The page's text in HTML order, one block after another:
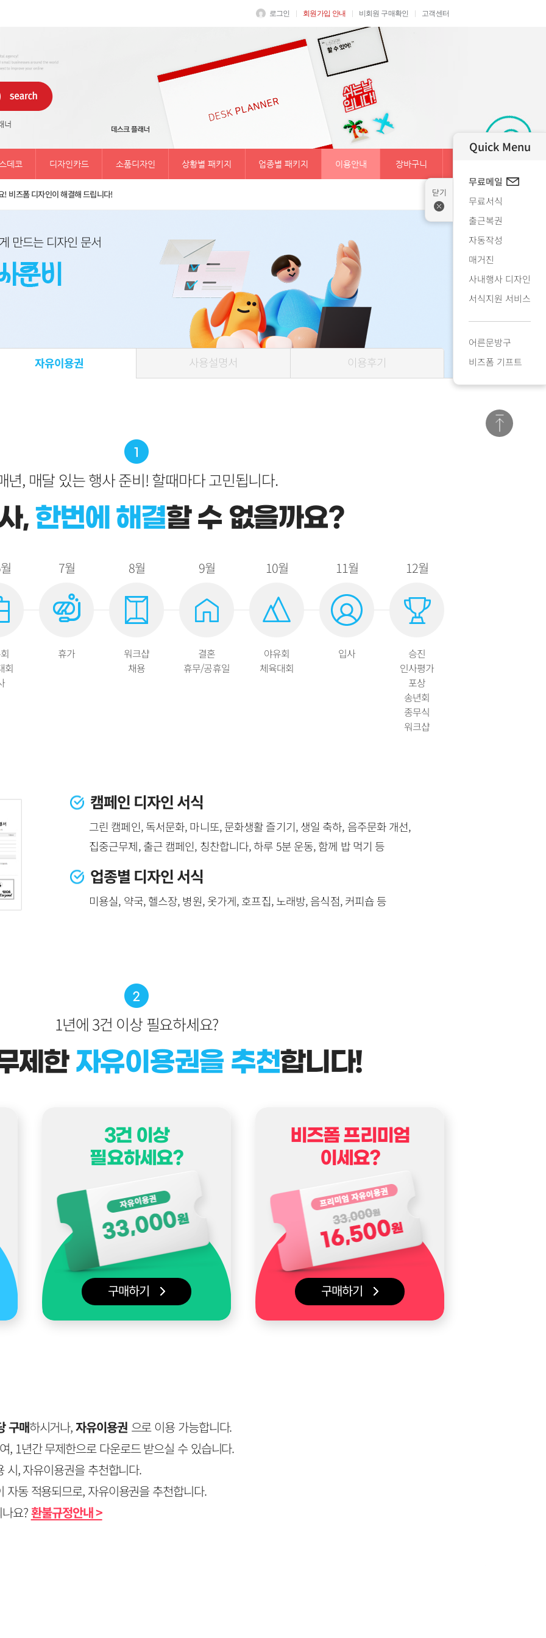
로그인 회원가입 안내 비회원 구매확인 고객센터
너
데코 디자인카드 소품디자인 상황별 패키지 업종별 패키지 이용안내 장바구니
! 비즈폼 디자인이 해결해 드립니다!
만드는 디자인 문서
자유이용권 사용설명서 이용후기
년, 매달 있는 행사 준비! 할때마다 고민됩니다.
, 한번에 해결할 수 없을까요?
회
7월
휴가
8월
워크샵
채용
9월
결혼
휴무/공휴일
10월
야유회
체육대회
11월
입사
12월
승진
인사평가
포상
송년회
종무식
워크샵
캠페인 디자인 서식
그린 캠페인, 독서문화, 마니또, 문화생활 즐기기, 생일 축하, 음주문화 개선,
집중근무제, 출근 캠페인, 칭찬합니다, 하루 5분 운동, 함께 밥 먹기 등
업종별 디자인 서식
미용실, 약국, 헬스장, 병원, 옷가게, 호프집, 노래방, 음식점, 커피숍 등
1년에 3건 이상 필요하세요?
제한 자유이용권을 추천합니다!
3건 이상
필요하세요?
구매하기
비즈폼 프리미엄
이세요?
구매하기
구매하시거나,자유이용권 으로 이용 가능합니다.
, 1년간 무제한으로 다운로드 받으실 수 있습니다.
, 자유이용권을 추천합니다.
동 적용되므로, 자유이용권을 추천합니다.
요?환불규정안내 >
Quick Menu
무료메일
무료서식
출근복권
자동작성
매거진
사내행사 디자인
서식지원 서비스
어른문방구
비즈폼 기프트